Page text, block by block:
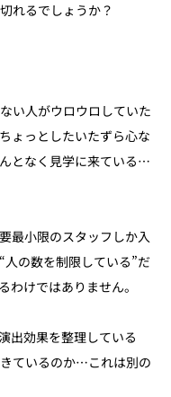
れるでしょうか？
い人がウロウロしていた
ょっとしたいたずら心な
となく見学に来ている…
最小限のスタッフしか入
の数を制限している”だ
わけではありません。
出効果を整理している
ているのか…これは別の